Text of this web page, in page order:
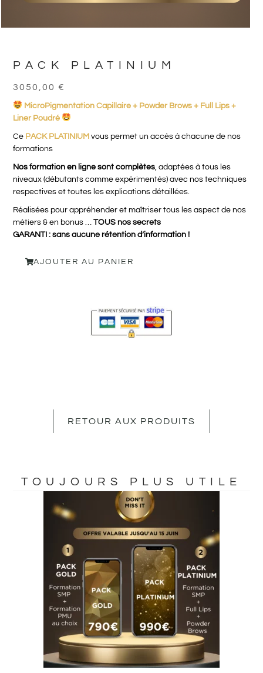
PACK PLATINIUM
3050,00 €
MicroPigmentation Capillaire + Powder Brows + Full Lips +
Liner Poudré
Ce PACK PLATINIUMvous permet un accès à chacune de nos
formations
Nos formation en ligne sont complètes , adaptées à tous les
niveaux (débutants comme expérimentés) avec nos techniques
respectives et toutes les explications détaillées.
Réalisées pour appréhender et maîtriser tous les aspect de nos
métiers & en bonus …TOUS nos secrets
GARANTI : sans aucune rétention d’information !
AJOUTER AU PANIER
RETOUR AUX PRODUITS
TOUJOURS PLUS UTILE